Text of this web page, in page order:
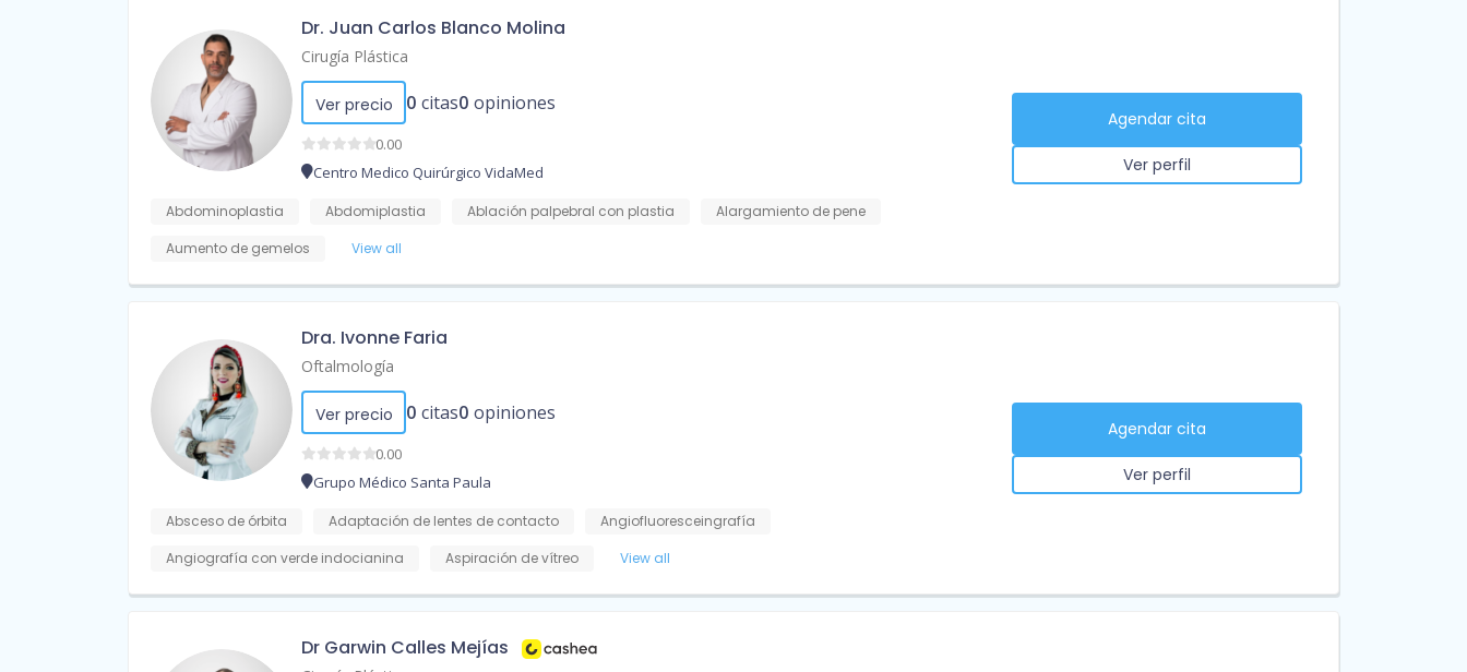
Dr. Juan Carlos Blanco Molina
Cirugía Plástica
Ver precio 0 citas0 opiniones
0.00
Centro Medico Quirúrgico VidaMed
Abdominoplastia Abdomiplastia Ablación palpebral con plastia
Alargamiento de pene
Aumento de gemelos
View all
Agendar cita
Ver perfil
Dra. Ivonne Faria
Oftalmología
Ver precio 0 citas0 opiniones
0.00
Grupo Médico Santa Paula
Absceso de órbita Adaptación de lentes de contacto
Angiofluoresceingrafía
Angiografía con verde indocianina
Aspiración de vítreo View all
Agendar cita
Ver perfil
Dr Garwin Calles Mejías